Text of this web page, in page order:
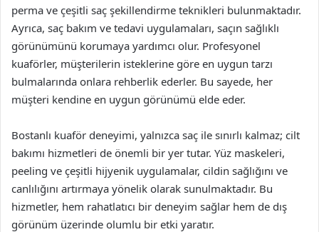
perma ve çeşitli saç şekillendirme teknikleri bulunmaktadır.
Ayrıca, saç bakım ve tedavi uygulamaları, saçın sağlıklı
görünümünü korumaya yardımcı olur. Profesyonel
kuaförler, müşterilerin isteklerine göre en uygun tarzı
bulmalarında onlara rehberlik ederler. Bu sayede, her
müşteri kendine en uygun görünümü elde eder.
Bostanlı kuaför deneyimi, yalnızca saç ile sınırlı kalmaz; cilt
bakımı hizmetleri de önemli bir yer tutar. Yüz maskeleri,
peeling ve çeşitli hijyenik uygulamalar, cildin sağlığını ve
canlılığını artırmaya yönelik olarak sunulmaktadır. Bu
hizmetler, hem rahatlatıcı bir deneyim sağlar hem de dış
görünüm üzerinde olumlu bir etki yaratır.